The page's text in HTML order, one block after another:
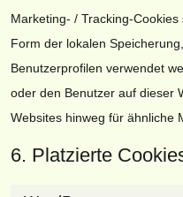
Marketing- / Tracking-
Form der lokalen
Benutzerprofilen verwendet
oder den Benutzer auf dieser
Websites hinweg für ähnliche
6. Platzierte